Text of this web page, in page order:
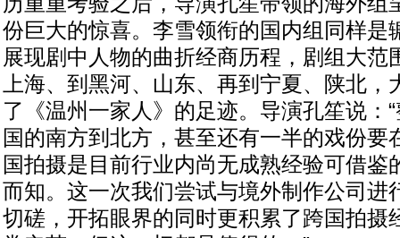
份巨大的惊喜。李雪领衔的国内组同样是
展现剧中人物的曲折经商历程，剧组大范
上海、到黑河、山东、再到宁夏、陕北，
了《温州一家人》的足迹。导演孔笙说：
国的南方到北方，甚至还有一半的戏份要
国拍摄是目前行业内尚无成熟经验可借鉴
而知。这一次我们尝试与境外制作公司进
切磋，开拓眼界的同时更积累了跨国拍摄